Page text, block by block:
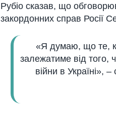
Рубіо сказав, що
закордонних справ Росії
«Я думаю, що те,
залежатиме від того,
війни в Україні», –